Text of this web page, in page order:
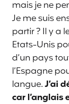
mais je ne
Je me suis
partir ? Il y a
Etats-Unis
d’un pays
l’Espagne
langue.J’ai
car l’anglais